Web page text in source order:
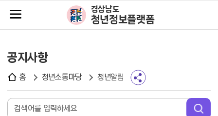
주메뉴바로가기
본문바로가기
경상남도
청년정보플랫폼
공지사항
홈 청년소통마당 청년알림